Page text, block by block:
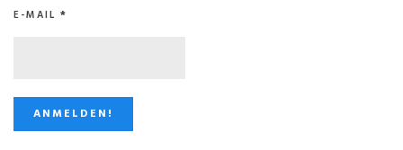
E-MAIL *